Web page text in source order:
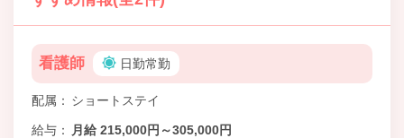
看護師 日勤常勤
配属 ショートステイ
給与 月給 215,000円～305,000円